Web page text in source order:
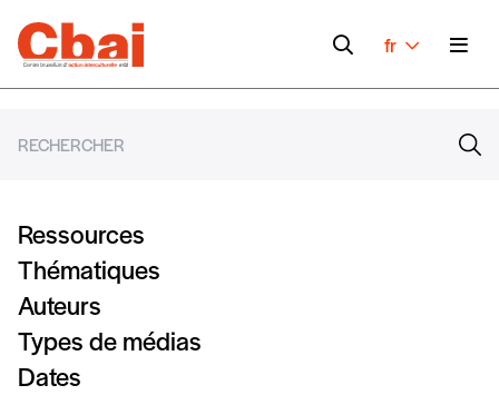
fr
Ressources
Thématiques
Auteurs
Types de médias
Dates